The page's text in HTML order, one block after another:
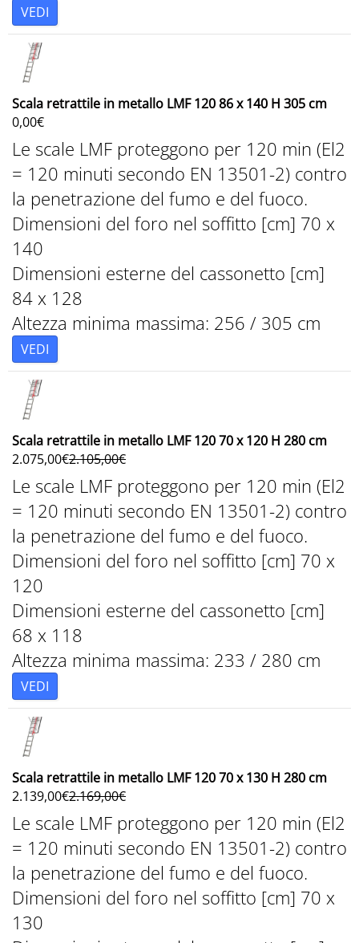
VEDI
Scala retrattile in metallo LMF 120 86 x 140 H 305 cm
0,00€
Le scale LMF proteggono per 120 min (El2
= 120 minuti secondo EN 13501-2) contro
la penetrazione del fumo e del fuoco.
Dimensioni del foro nel soffitto [cm] 70 x
140
Dimensioni esterne del cassonetto [cm]
84 x 128
Altezza minima massima: 256 / 305 cm
VEDI
Scala retrattile in metallo LMF 120 70 x 120 H 280 cm
2.075,00€2.105,00€
Le scale LMF proteggono per 120 min (El2
= 120 minuti secondo EN 13501-2) contro
la penetrazione del fumo e del fuoco.
Dimensioni del foro nel soffitto [cm] 70 x
120
Dimensioni esterne del cassonetto [cm]
68 x 118
Altezza minima massima: 233 / 280 cm
VEDI
Scala retrattile in metallo LMF 120 70 x 130 H 280 cm
2.139,00€2.169,00€
Le scale LMF proteggono per 120 min (El2
= 120 minuti secondo EN 13501-2) contro
la penetrazione del fumo e del fuoco.
Dimensioni del foro nel soffitto [cm] 70 x
130